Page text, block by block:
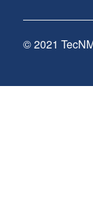
© 2021